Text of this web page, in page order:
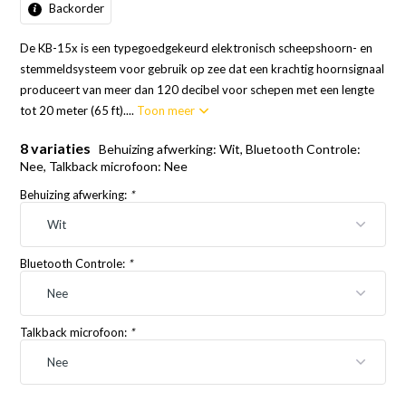
Backorder
De KB-15x is een typegoedgekeurd elektronisch scheepshoorn- en
stemmeldsysteem voor gebruik op zee dat een krachtig hoornsignaal
produceert van meer dan 120 decibel voor schepen met een lengte
tot 20 meter (65 ft).... Toon meer
8 variaties
Behuizing afwerking: Wit, Bluetooth Controle:
Nee, Talkback microfoon: Nee
Behuizing afwerking: *
Bluetooth Controle: *
Talkback microfoon: *